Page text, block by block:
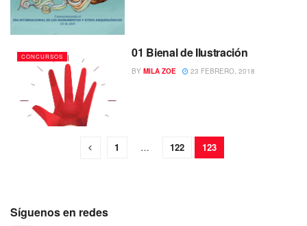
CONCURSOS 01 Bienal de Ilustración
BY MILA ZOE 23 FEBRERO, 2018
1 … 122 123
Síguenos en redes